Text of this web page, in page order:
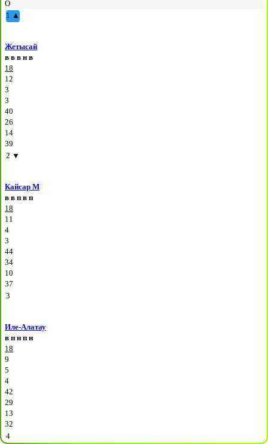
О
1 ▲
Жетысай
в в в н в
18
12
3
3
40
26
14
39
2 ▼
Кайсар М
в в п в п
18
11
4
3
44
34
10
37
3
Иле-Алатау
в п н п н
18
9
5
4
42
29
13
32
4